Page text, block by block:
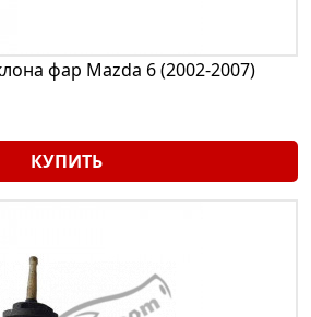
фар Mazda 6 (2002-2007)
КУПИТЬ